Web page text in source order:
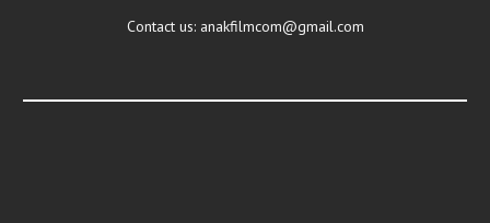
Contact us: anakfilmcom@gmail.com